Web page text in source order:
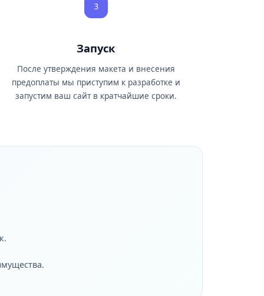
3
Запуск
После утверждения макета и внесения
предоплаты мы приступим к разработке и
запустим ваш сайт в кратчайшие сроки.